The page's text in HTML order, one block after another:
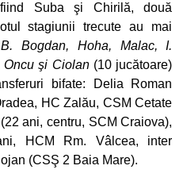
Suba şi Chirilă, două
stagiunii trecute au mai
Bogdan, Hoha, Malac, I.
Oncu şi Ciolan(10 jucătoare)
bifate: Delia Roman
HC Zalău, CSM Cetate
ani, centru, SCM Craiova),
HCM Rm. Vâlcea, inter
(CSŞ 2 Baia Mare).